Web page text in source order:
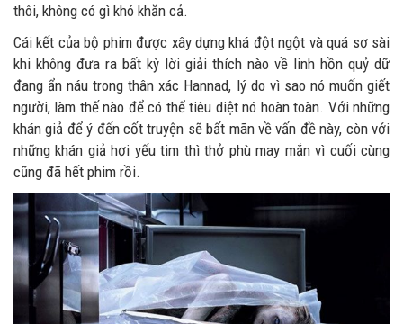
thôi, không có gì khó khăn cả.
Cái kết của bộ phim được xây dựng khá đột ngột và quá sơ sài
khi không đưa ra bất kỳ lời giải thích nào về linh hồn quỷ dữ
đang ẩn náu trong thân xác Hannad, lý do vì sao nó muốn giết
người, làm thế nào để có thể tiêu diệt nó hoàn toàn. Với những
khán giả để ý đến cốt truyện sẽ bất mãn về vấn đề này, còn với
những khán giả hơi yếu tim thì thở phù may mắn vì cuối cùng
cũng đã hết phim rồi.